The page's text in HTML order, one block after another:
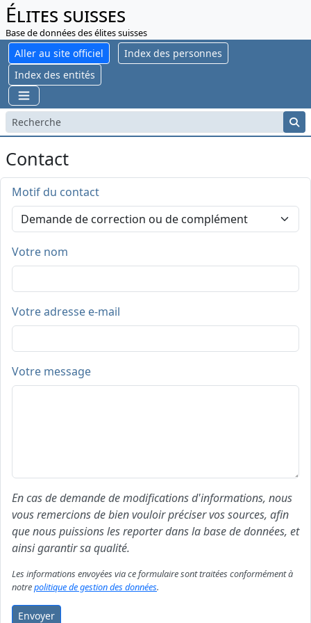
Élites suisses
Base de données des élites suisses
Aller au site officiel
Index des personnes
Index des entités
Contact
Motif du contact
Votre nom
Votre adresse e-mail
Votre message
En cas de demande de modifications d'informations, nous
vous remercions de bien vouloir préciser vos sources, afin
que nous puissions les reporter dans la base de données, et
ainsi garantir sa qualité.
Les informations envoyées via ce formulaire sont traitées conformément à
notrepolitique de gestion des données.
Envoyer